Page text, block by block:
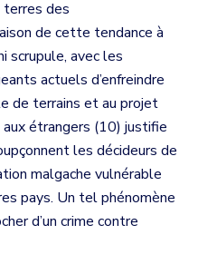
terres des
de cette tendance à
scrupule, avec les
actuels d’enfreindre
de terrains et au projet
étrangers (10) justifie
les décideurs de
malgache vulnérable
pays. Un tel phénomène
d’un crime contre